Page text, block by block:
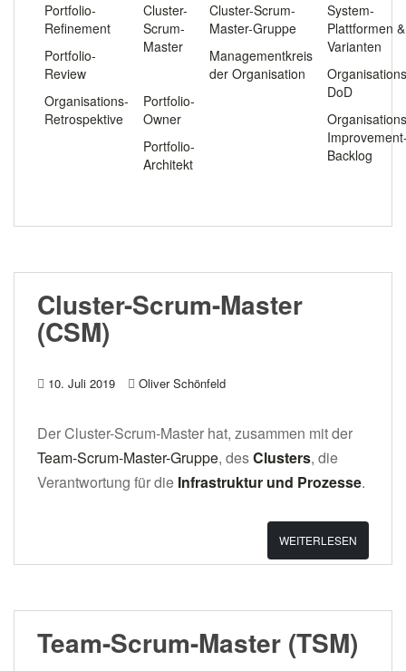
Portfolio-
Refinement
Portfolio-
Review
Organisations-
Retrospektive
Cluster-
Scrum-
Master
Portfolio-
Owner
Portfolio-
Architekt
Cluster-Scrum-
Master-Gruppe
Managementkreis
der Organisation
System-
Plattformen &
Varianten
DoD
Backlog
Cluster-Scrum-Master
(CSM)
10. Juli 2019 Oliver Schönfeld
Der Cluster-Scrum-Master hat, zusammen mit der
Team-Scrum-Master-Gruppe, desClusters, die
Verantwortung für die Infrastruktur und Prozesse.
WEITERLESEN
Team-Scrum-Master (TSM)